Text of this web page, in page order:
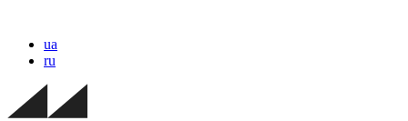
ua
ru